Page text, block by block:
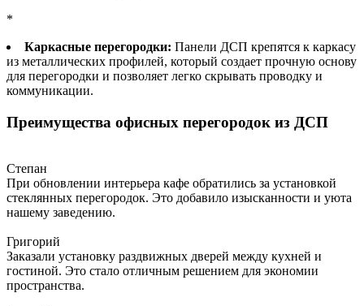
*
Каркасные перегородки: Панели ДСП крепятся к каркасу
из металлических профилей, который создает прочную основу
для перегородки и позволяет легко скрывать проводку и
коммуникации.
Преимущества офисных перегородок из ДСП
Степан
При обновлении интерьера кафе обратились за установкой
стеклянных перегородок. Это добавило изысканности и уюта
нашему заведению.
Григорий
Заказали установку раздвижных дверей между кухней и
гостиной. Это стало отличным решением для экономии
пространства.